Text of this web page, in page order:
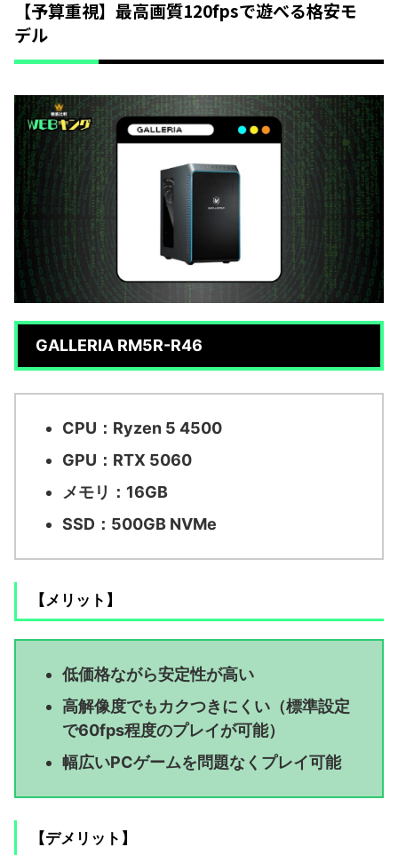
【予算重視】最高画質120fpsで遊べる格安モ
デル
GALLERIA RM5R-R46
CPU：Ryzen 5 4500
GPU：RTX 5060
メモリ：16GB
SSD：500GB NVMe
【メリット】
低価格ながら安定性が高い
高解像度でもカクつきにくい（標準設定
で60fps程度のプレイが可能）
幅広いPCゲームを問題なくプレイ可能
【デメリット】